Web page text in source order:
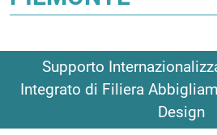
Supporto
Integrato di Filiera
Design